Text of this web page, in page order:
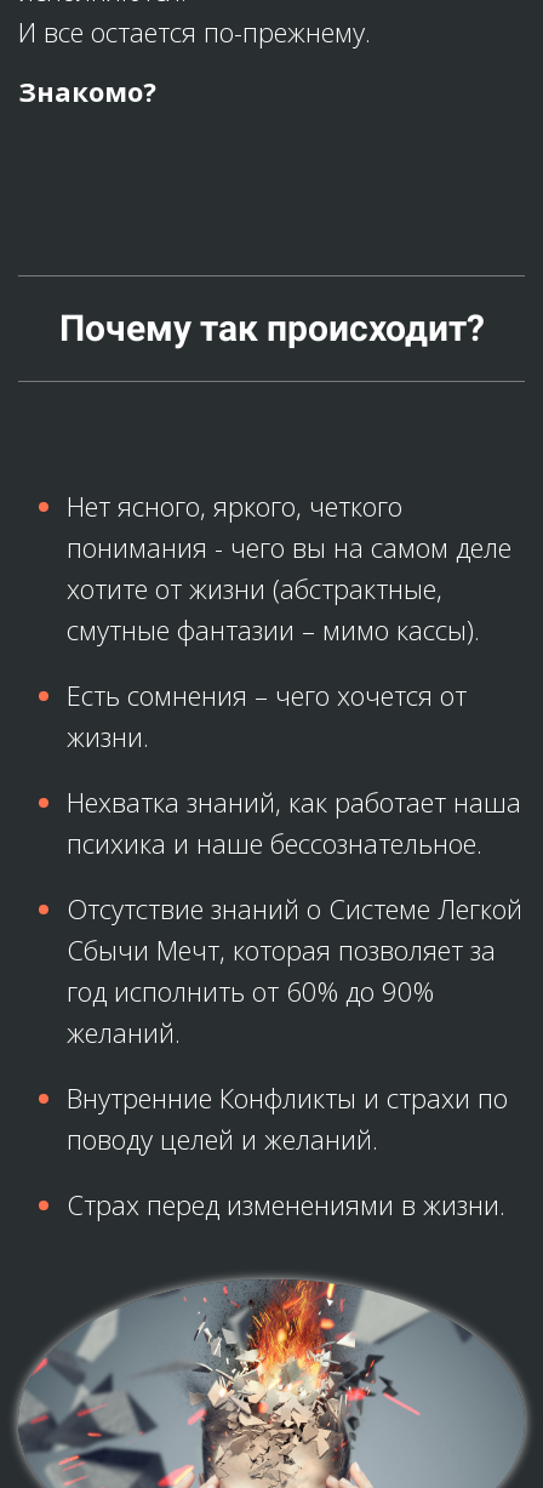
И все остается по-прежнему.
Знакомо?
Почему так происходит?
Нет ясного, яркого, четкого
понимания - чего вы на самом деле
хотите от жизни (абстрактные,
смутные фантазии – мимо кассы).
Есть сомнения – чего хочется от
жизни.
Нехватка знаний, как работает наша
психика и наше бессознательное.
Отсутствие знаний о Системе Легкой
Сбычи Мечт, которая позволяет за
год исполнить от 60% до 90%
желаний.
Внутренние Конфликты и страхи по
поводу целей и желаний.
Страх перед изменениями в жизни.